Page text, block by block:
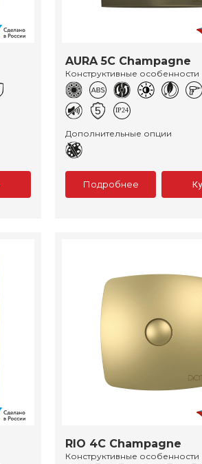
AURA 5C Champagne
Конструктивные особенности
Дополнительные опции
Подробнее
RIO 4C Champagne
Конструктивные особенности